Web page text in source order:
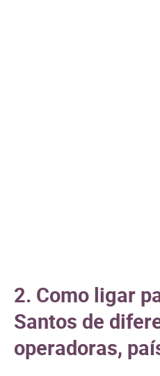
2. Como ligar
Santos de
operadoras,